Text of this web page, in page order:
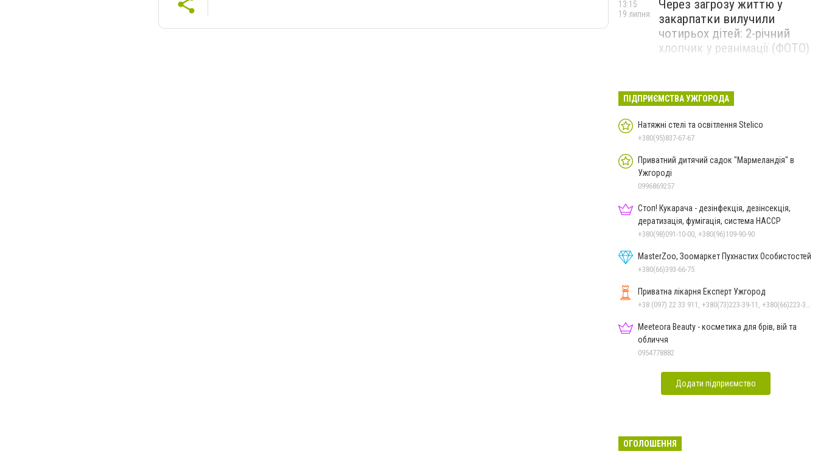
Через загрозу життю у
закарпатки вилучили
чотирьох дітей: 2-річний
хлопчик у реанімації (ФОТО)
13:15
19 липня
полеглим захисником
Артемом Ромчаком
19 липня
ПІДПРИЄМСТВА УЖГОРОДА
Натяжні стелі та освітлення Stelico
+380(95)837-67-67
Приватний дитячий садок "Мармеландія" в
Ужгороді
0996869257
Стоп! Кукарача - дезінфекція, дезінсекція,
дератизація, фумігація, система HACCP
+380(98)091-10-00, +380(96)109-90-90
MasterZoo, Зоомаркет Пухнастих Особистостей
+380(66)393-66-75
Приватна лікарня Експерт Ужгород
+38 (097) 22 33 911, +380(73)223-39-11, +380(66)223-39-11
Meeteora Beauty - косметика для брів, вій та
обличчя
0954778882
Додати підприємство
ОГОЛОШЕННЯ